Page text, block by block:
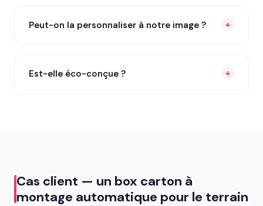
Peut-on la personnaliser à notre image ?
Est-elle éco-conçue ?
Cas client — un box carton à
montage automatique pour le terrain